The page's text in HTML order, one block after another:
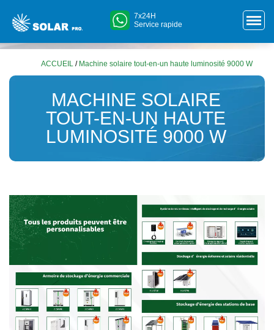
7x24H
Service rapide
ACCUEIL / Machine solaire tout-en-un haute luminosité 9000 W
MACHINE SOLAIRE
TOUT-EN-UN HAUTE
LUMINOSITÉ 9000 W